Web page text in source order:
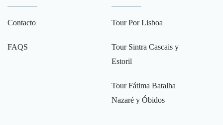
Contacto
FAQS
Tour Por Lisboa
Tour Sintra Cascais y
Estoril
Tour Fátima Batalha
Nazaré y Óbidos